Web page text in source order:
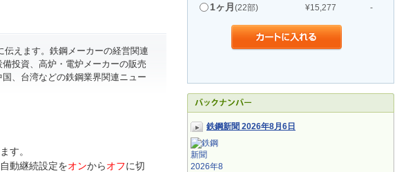
1ヶ月 (22部) ¥15,277 -
鉄鋼新聞 2026年8月6日
伝えます。鉄鋼メーカーの経営関連
投資、高炉・電炉メーカーの販売
、台湾などの鉄鋼業界関連ニュー
す。
動継続設定をオンからオフに切